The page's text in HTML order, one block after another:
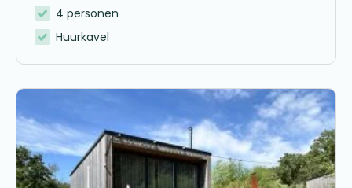
4 personen
Huurkavel